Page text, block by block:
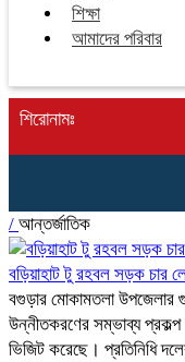
শিক্ষা
আমাদের পরিবার
শিরোনামঃ
/ আন্তর্জাতিক
বড়িয়াহাট টু রহবল সড়ক চার
বগুড়ার মোকামতলা উপজেলার
উন্নীতকরণের সম্ভাব্য প্রকল্প
ভিজিট করেছে। প্রতিনিধি